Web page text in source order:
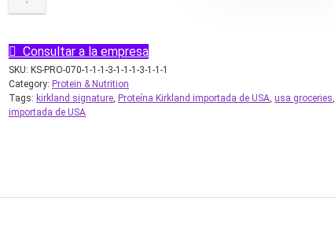
Consultar a la empresa
SKU: KS-PRO-070-1-1-1-3-1-1-1-3-1-1-1
Category: Protein & Nutrition
Tags: kirkland signature, Proteína Kirkland importada de USA, usa groceries,
importada de USA